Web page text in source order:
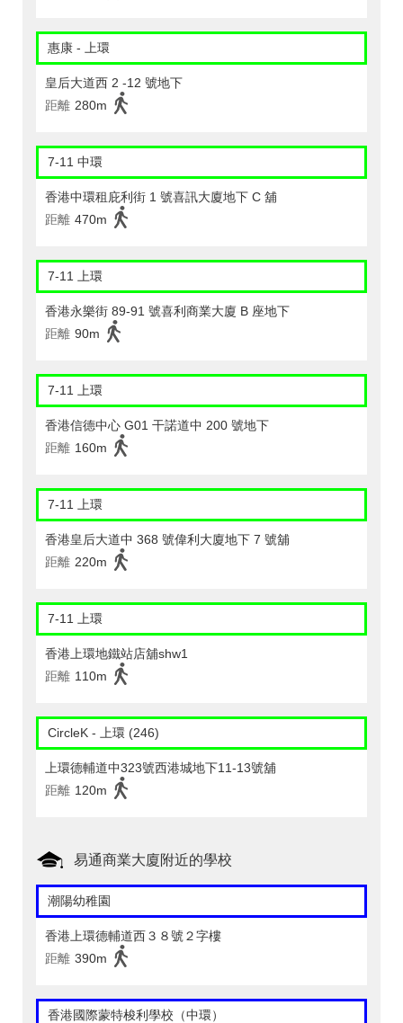
惠康 - 上環
皇后大道西 2 -12 號地下
距離 280m
7-11 中環
香港中環租庇利街 1 號喜訊大廈地下 C 舖
距離 470m
7-11 上環
香港永樂街 89-91 號喜利商業大廈 B 座地下
距離 90m
7-11 上環
香港信德中心 G01 干諾道中 200 號地下
距離 160m
7-11 上環
香港皇后大道中 368 號偉利大廈地下 7 號舖
距離 220m
7-11 上環
香港上環地鐵站店舖shw1
距離 110m
CircleK - 上環 (246)
上環德輔道中323號西港城地下11-13號舖
距離 120m
易通商業大廈附近的學校
潮陽幼稚園
香港上環德輔道西３８號２字樓
距離 390m
香港國際蒙特梭利學校（中環）